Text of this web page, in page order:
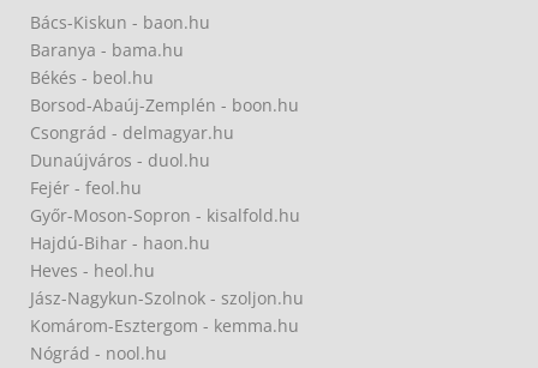
Bács-Kiskun - baon.hu
Baranya - bama.hu
Békés - beol.hu
Borsod-Abaúj-Zemplén - boon.hu
Csongrád - delmagyar.hu
Dunaújváros - duol.hu
Fejér - feol.hu
Győr-Moson-Sopron - kisalfold.hu
Hajdú-Bihar - haon.hu
Heves - heol.hu
Jász-Nagykun-Szolnok - szoljon.hu
Komárom-Esztergom - kemma.hu
Nógrád - nool.hu